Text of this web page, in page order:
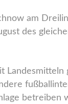
am
des
betreiben